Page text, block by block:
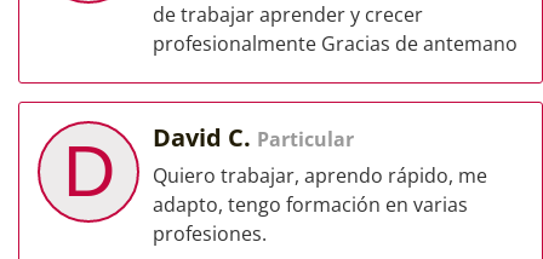
de trabajar aprender y crecer
profesionalmente Gracias de antemano
D David C. Particular
Quiero trabajar, aprendo rápido, me
adapto, tengo formación en varias
profesiones.